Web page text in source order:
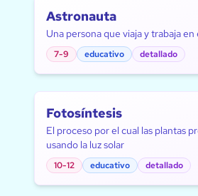
Astronauta
Una persona que viaja y trabaja en
7-9 educativo detallado
Fotosíntesis
El proceso por el cual las plantas
usando la luz solar
10-12 educativo detallado